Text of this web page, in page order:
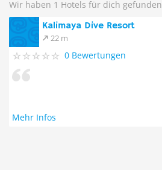
Wir haben 1 Hotels für dich gefunden
Kalimaya Dive Resort
22 m
0 Bewertungen
Mehr Infos